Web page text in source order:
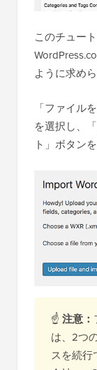
このチュー
ように求め
「ファイル
を選択し、
ト」ボタン
☝ 注意：
は、2つ
スを続行